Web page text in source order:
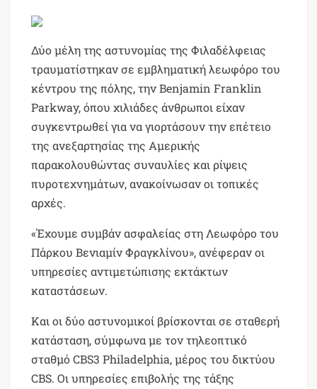
Δύο μέλη της αστυνομίας της Φιλαδέλφειας
τραυματίστηκαν σε εμβληματική λεωφόρο του
κέντρου της πόλης, την Benjamin Franklin
Parkway, όπου χιλιάδες άνθρωποι είχαν
συγκεντρωθεί για να γιορτάσουν την επέτειο
της ανεξαρτησίας της Αμερικής
παρακολουθώντας συναυλίες και ρίψεις
πυροτεχνημάτων, ανακοίνωσαν οι τοπικές
αρχές.
«Έχουμε συμβάν ασφαλείας στη Λεωφόρο του
Πάρκου Βενιαμίν Φραγκλίνου», ανέφεραν οι
υπηρεσίες αντιμετώπισης εκτάκτων
καταστάσεων.
Και οι δύο αστυνομικοί βρίσκονται σε σταθερή
κατάσταση, σύμφωνα με τον τηλεοπτικό
σταθμό CBS3 Philadelphia, μέρος του δικτύου
CBS. Οι υπηρεσίες επιβολής της τάξης